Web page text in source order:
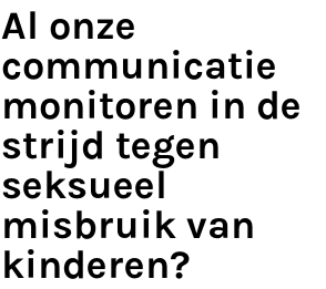
Al onze
communicatie
monitoren in de
strijd tegen
seksueel
misbruik van
kinderen?